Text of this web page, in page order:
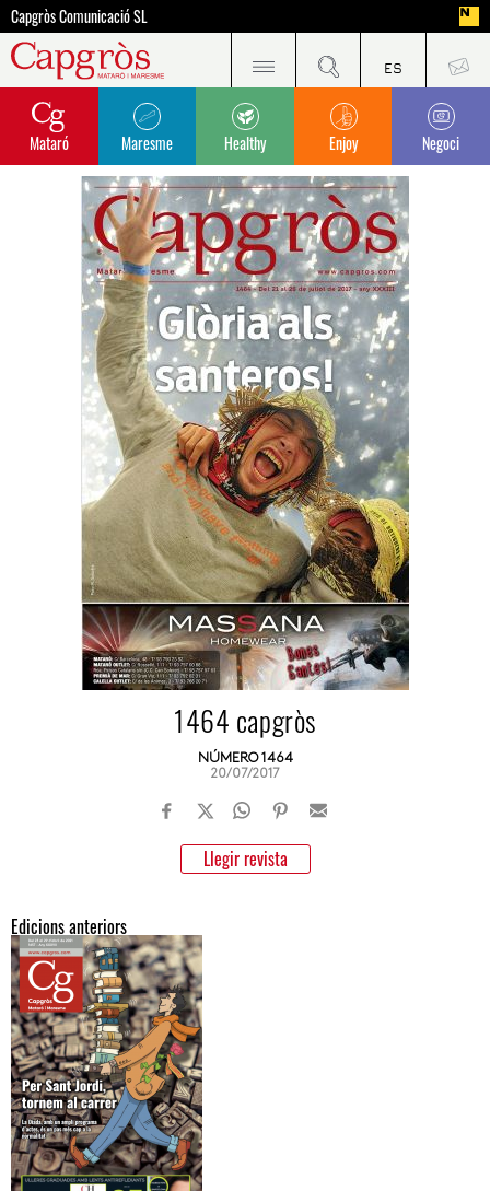
Capgròs Comunicació SL
Mataró Maresme Healthy Enjoy Negoci
1464 capgròs
NÚMERO 1464
20/07/2017
Llegir revista
Edicions anteriors